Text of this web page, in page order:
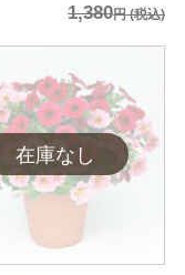
1,380円(税込)